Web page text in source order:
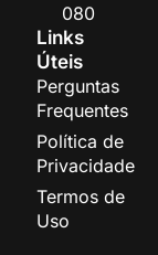
080
Links
Úteis
Perguntas
Frequentes
Política de
Privacidade
Termos de
Uso